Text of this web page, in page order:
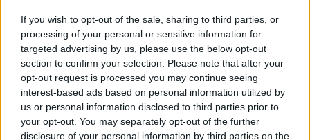
If you wish to opt-out of the sale, sharing to third parties, or
processing of your personal or sensitive information for
targeted advertising by us, please use the below opt-out
section to confirm your selection. Please note that after your
opt-out request is processed you may continue seeing
interest-based ads based on personal information utilized by
us or personal information disclosed to third parties prior to
your opt-out. You may separately opt-out of the further
disclosure of your personal information by third parties on the